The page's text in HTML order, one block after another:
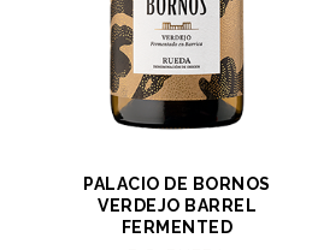
PALACIO DE BORNOS
VERDEJO BARREL
FERMENTED